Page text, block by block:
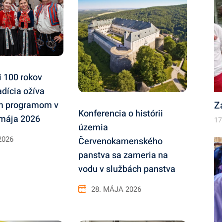
rokov
ožíva
programom v
2026
Konferencia o histórii
územia
Červenokamenského
panstva sa zameria na
vodu v službách panstva
28. MÁJA 2026